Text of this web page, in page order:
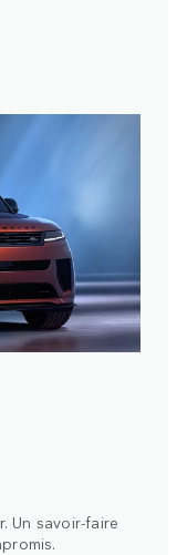
Un savoir-faire